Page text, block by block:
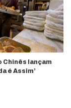
Chinês lançam
é Assim’